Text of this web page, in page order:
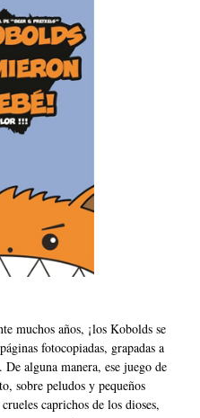
muchos años, ¡los Kobolds se
fotocopiadas, grapadas a
alguna manera, ese juego de
sobre peludos y pequeños
caprichos de los dioses,